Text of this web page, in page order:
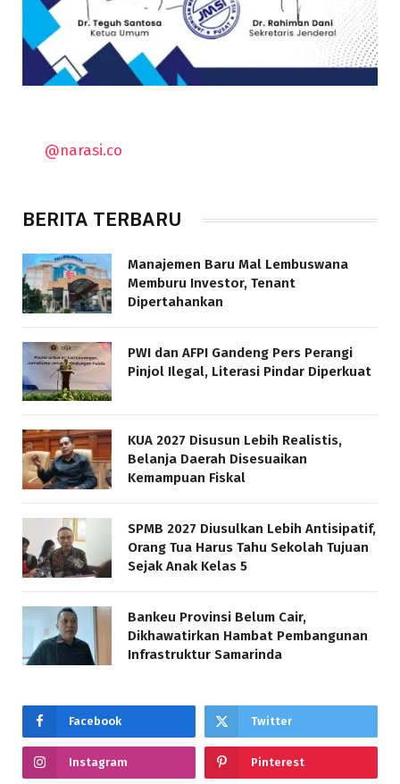
@narasi.co
BERITA TERBARU
Manajemen Baru Mal Lembuswana
Memburu Investor, Tenant
Dipertahankan
PWI dan AFPI Gandeng Pers Perangi
Pinjol Ilegal, Literasi Pindar Diperkuat
KUA 2027 Disusun Lebih Realistis,
Belanja Daerah Disesuaikan
Kemampuan Fiskal
SPMB 2027 Diusulkan Lebih Antisipatif,
Orang Tua Harus Tahu Sekolah Tujuan
Sejak Anak Kelas 5
Bankeu Provinsi Belum Cair,
Dikhawatirkan Hambat Pembangunan
Infrastruktur Samarinda
Facebook Twitter
Instagram Pinterest